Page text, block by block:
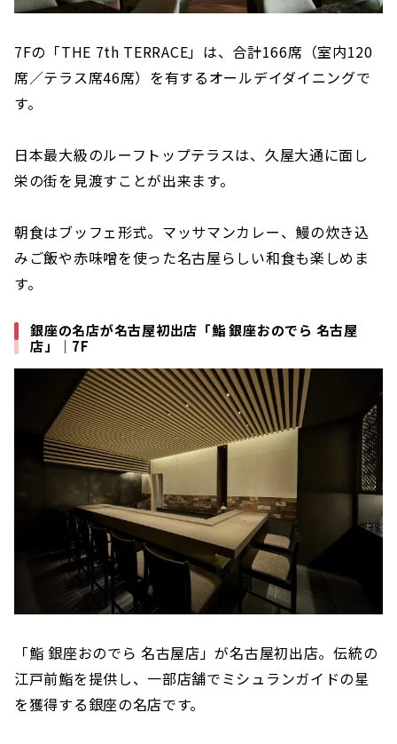
7Fの「THE 7th TERRACE」は、合計166席（室内120
席／テラス席46席）を有するオールデイダイニングで
す。
日本最大級のルーフトップテラスは、久屋大通に面し
栄の街を見渡すことが出来ます。
朝食はブッフェ形式。マッサマンカレー、鰻の炊き込
みご飯や赤味噌を使った名古屋らしい和食も楽しめま
す。
銀座の名店が名古屋初出店「鮨 銀座おのでら 名古屋
店」｜7F
「鮨 銀座おのでら 名古屋店」が名古屋初出店。伝統の
江戸前鮨を提供し、一部店舗でミシュランガイドの星
を獲得する銀座の名店です。